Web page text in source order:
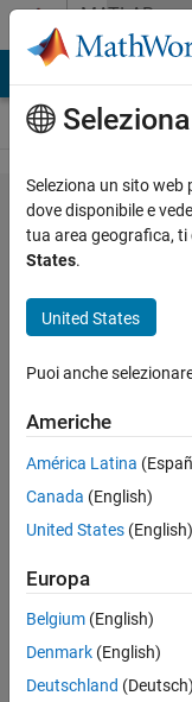
Vai al contenutoMATLAB
Answers
How to
improve
calculating
script?
Xiaohan
3 Apr
1
Risposta
Risposta
accettata
Seleziona un sito
dove disponibile e
tua area geografica, ti
States.
United States
Puoi anche
Americhe
América Latina
Canada (English)
United States (English)
Europa
Belgium (English)
Denmark (English)
Deutschland (Deutsch)